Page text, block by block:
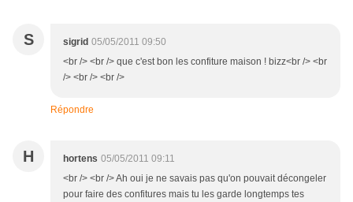
S sigrid 05/05/2011 09:50
<br /> <br /> que c'est bon les confiture maison ! bizz<br /> <br
/> <br /> <br />
Répondre
H hortens 05/05/2011 09:11
<br /> <br /> Ah oui je ne savais pas qu'on pouvait décongeler
pour faire des confitures mais tu les garde longtemps tes